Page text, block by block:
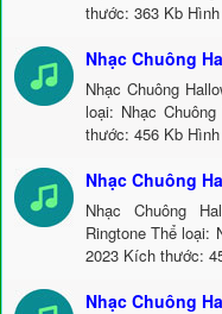
thước: 363 Kb
Nhạc Chuông
Nhạc Chuông
loại: Nhạc
thước: 456 Kb
Nhạc Chuông
Nhạc Chuông
Ringtone Thể loại:
2023 Kích thước:
Nhạc Chuông